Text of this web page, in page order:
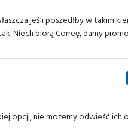
jeśli poszedłby w takim
Niech biorą Correę, damy
opcji, nie możemy odwieść